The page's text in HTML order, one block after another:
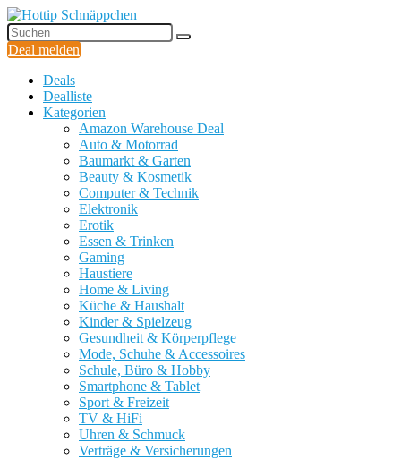
Deal melden
Deals
Dealliste
Kategorien
Amazon Warehouse Deal
Auto & Motorrad
Baumarkt & Garten
Beauty & Kosmetik
Computer & Technik
Elektronik
Erotik
Essen & Trinken
Gaming
Haustiere
Home & Living
Küche & Haushalt
Kinder & Spielzeug
Gesundheit & Körperpflege
Mode, Schuhe & Accessoires
Schule, Büro & Hobby
Smartphone & Tablet
Sport & Freizeit
TV & HiFi
Uhren & Schmuck
Verträge & Versicherungen